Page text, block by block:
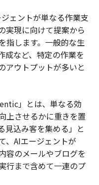
ェントが単なる作業支
実現に向けて提案から
指します。一般的な生
成など、特定の作業を
アウトプットが多いと
」とは、単なる効
上させるかに重きを置
見込み客を集める」と
、AIエージェントが
容のメールやブログを
行まで含めて一連のプ